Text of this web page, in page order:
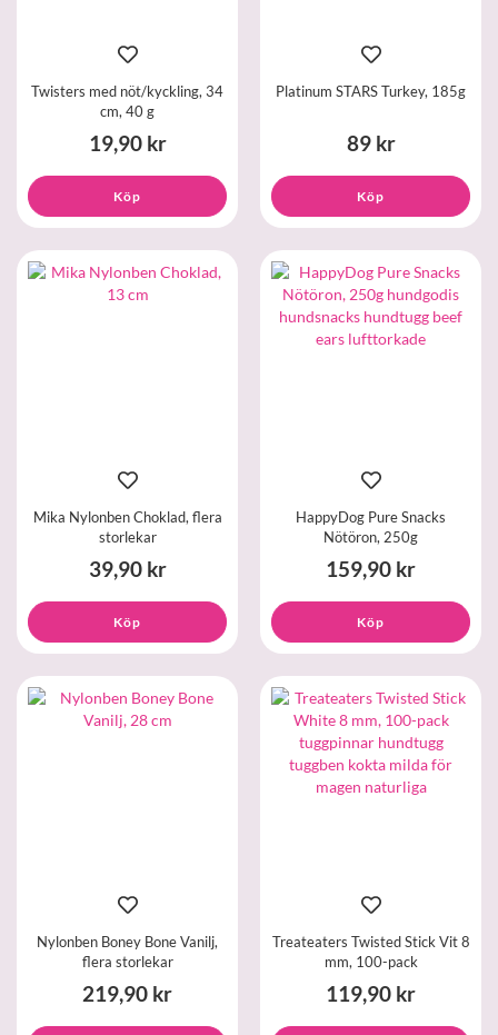
Twisters med nöt/kyckling, 34
cm, 40 g
19,90 kr
Köp
Platinum STARS Turkey, 185g
89 kr
Köp
Mika Nylonben Choklad, flera
storlekar
39,90 kr
Köp
HappyDog Pure Snacks
Nötöron, 250g
159,90 kr
Köp
Nylonben Boney Bone Vanilj,
flera storlekar
219,90 kr
Treateaters Twisted Stick Vit 8
mm, 100-pack
119,90 kr